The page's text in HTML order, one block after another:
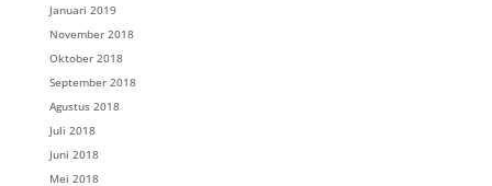
Januari 2019
November 2018
Oktober 2018
September 2018
Agustus 2018
Juli 2018
Juni 2018
Mei 2018